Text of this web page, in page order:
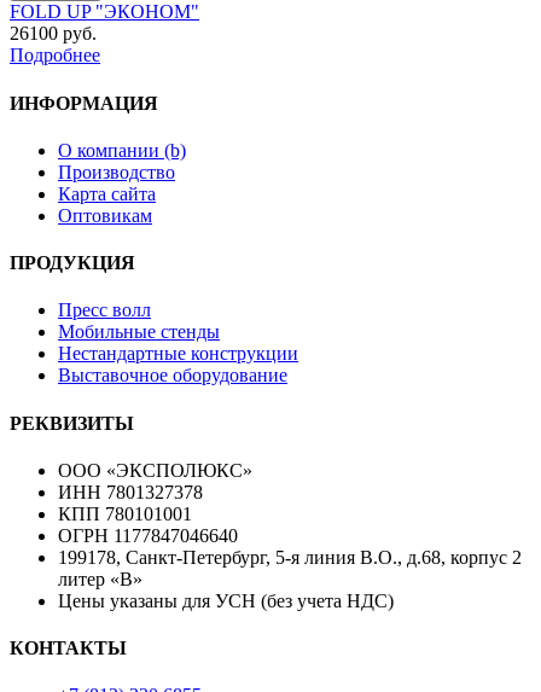
FOLD UP "ЭКОНОМ"
26100 руб.
Подробнее
ИНФОРМАЦИЯ
О компании (b)
Производство
Карта сайта
Оптовикам
ПРОДУКЦИЯ
Пресс волл
Мобильные стенды
Нестандартные конструкции
Выставочное оборудование
РЕКВИЗИТЫ
ООО «ЭКСПОЛЮКС»
ИНН 7801327378
КПП 780101001
ОГРН 1177847046640
199178, Санкт-Петербург, 5-я линия В.О., д.68, корпус 2
литер «В»
Цены указаны для УСН (без учета НДС)
КОНТАКТЫ